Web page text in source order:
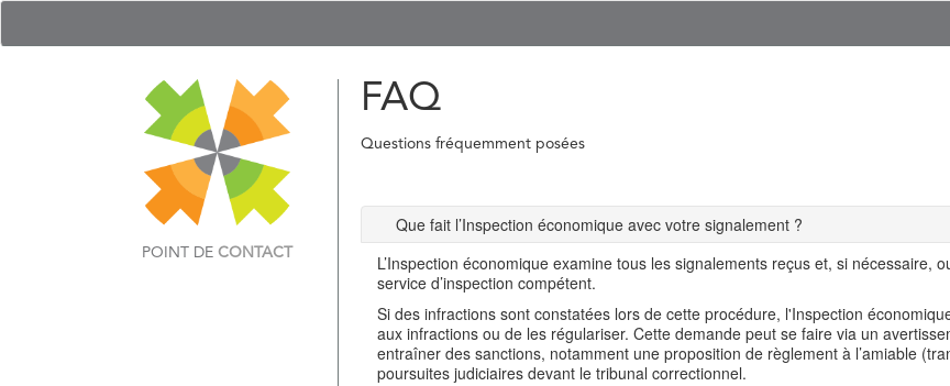
POINT DE CONTACT
FAQ
Questions fréquemment posées
Que fait l’Inspection économique avec votre signalement ?
L’Inspection économique examine tous les signalements reçus et, si nécessaire,
service d’inspection compétent.
Si des infractions sont constatées lors de cette procédure, l'Inspection
aux infractions ou de les régulariser. Cette demande peut se faire via un
entraîner des sanctions, notamment une proposition de règlement à l’amiable
poursuites judiciaires devant le tribunal correctionnel.